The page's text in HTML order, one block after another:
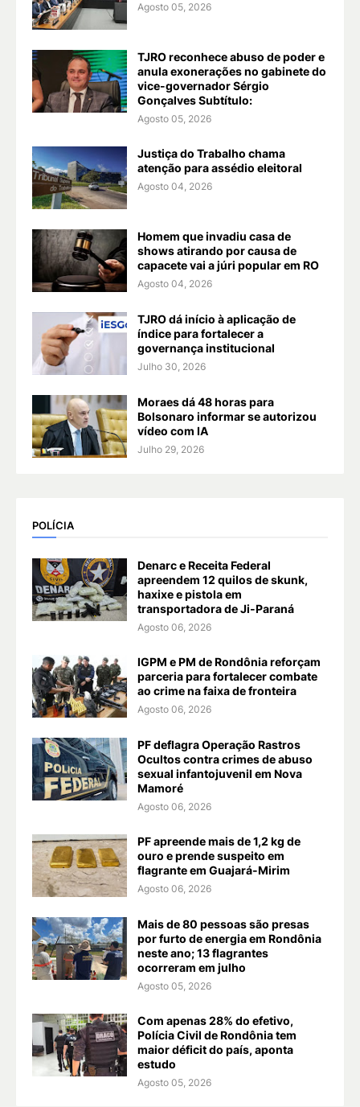
Agosto 05, 2026
TJRO reconhece abuso de poder e
anula exonerações no gabinete do
vice-governador Sérgio
Gonçalves Subtítulo:
Agosto 05, 2026
Justiça do Trabalho chama
atenção para assédio eleitoral
Agosto 04, 2026
Homem que invadiu casa de
shows atirando por causa de
capacete vai a júri popular em RO
Agosto 04, 2026
TJRO dá início à aplicação de
índice para fortalecer a
governança institucional
Julho 30, 2026
Moraes dá 48 horas para
Bolsonaro informar se autorizou
vídeo com IA
Julho 29, 2026
POLÍCIA
Denarc e Receita Federal
apreendem 12 quilos de skunk,
haxixe e pistola em
transportadora de Ji-Paraná
Agosto 06, 2026
IGPM e PM de Rondônia reforçam
parceria para fortalecer combate
ao crime na faixa de fronteira
Agosto 06, 2026
PF deflagra Operação Rastros
Ocultos contra crimes de abuso
sexual infantojuvenil em Nova
Mamoré
Agosto 06, 2026
PF apreende mais de 1,2 kg de
ouro e prende suspeito em
flagrante em Guajará-Mirim
Agosto 06, 2026
Mais de 80 pessoas são presas
por furto de energia em Rondônia
neste ano; 13 flagrantes
ocorreram em julho
Agosto 05, 2026
Com apenas 28% do efetivo,
Polícia Civil de Rondônia tem
maior déficit do país, aponta
estudo
Agosto 05, 2026